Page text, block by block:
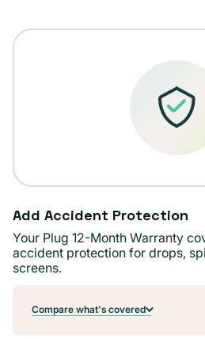
no
Add Accident Protection
Your Plug 12-Month Warranty
accident protection for drops,
screens.
Compare what's covered